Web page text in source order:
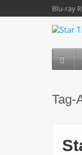
Blu-ray
Tag-